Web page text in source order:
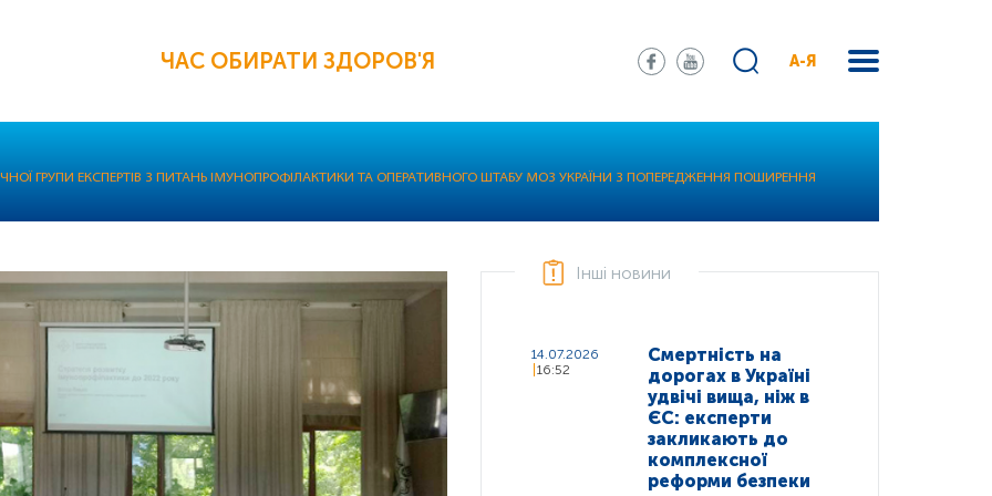
ЧАС ОБИРАТИ ЗДОРОВ'Я А-Я
ГРУПИ ЕКСПЕРТІВ З ПИТАНЬ ІМУНОПРОФІЛАКТИКИ ТА ОПЕРАТИВНОГО ШТАБУ МОЗ УКРАЇНИ З ПОПЕРЕДЖЕННЯ ПОШИРЕННЯ
Інші новини
14.07.2026
16:52
Смертність на
дорогах в Україні
удвічі вища, ніж в
ЄС: експерти
закликають до
комплексної
реформи безпеки